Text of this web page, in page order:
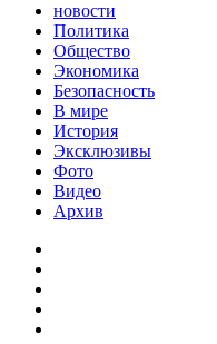
новости
Политика
Общество
Экономика
Безопасность
В мире
История
Эксклюзивы
Фото
Видео
Архив